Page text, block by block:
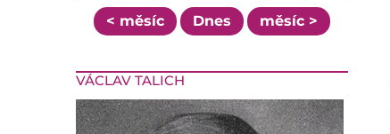
< měsíc Dnes měsíc >
VÁCLAV TALICH